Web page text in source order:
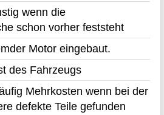
wenn die
schon vorher feststeht
Motor eingebaut.
des Fahrzeugs
Mehrkosten wenn bei der
defekte Teile gefunden